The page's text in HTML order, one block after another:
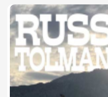
refermer ce chapitre.
Every Dawn's a Mountain met
exceptionnelle de Tamino, son
qu'une écriture qui traverse les
notamment une première
artiste de Dead Oceans.
Après avoir conquis les plus
Moyen-Orient, Tamino
album, le premier qui paraîtra